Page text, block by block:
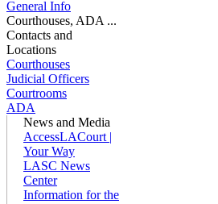
General Info
Courthouses, ADA ...
Contacts and
Locations
Courthouses
Judicial Officers
Courtrooms
ADA
News and Media
AccessLACourt |
Your Way
LASC News
Center
Information for the